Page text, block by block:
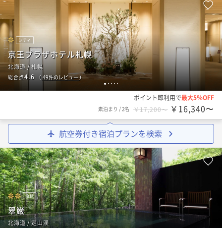
1 2 3 4 5
シティ
京王プラザホテル札幌
北海道 / 札幌
総合点4.6 （49件のレビュー）
ポイント即利用で最大5％OFF
素泊まり /2名 ￥17,200〜 ￥16,340〜
航空券付き宿泊プランを検索
旅館
翠巌
北海道 / 定山渓